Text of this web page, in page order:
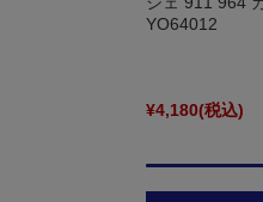
YO64012
¥4,180(税込)